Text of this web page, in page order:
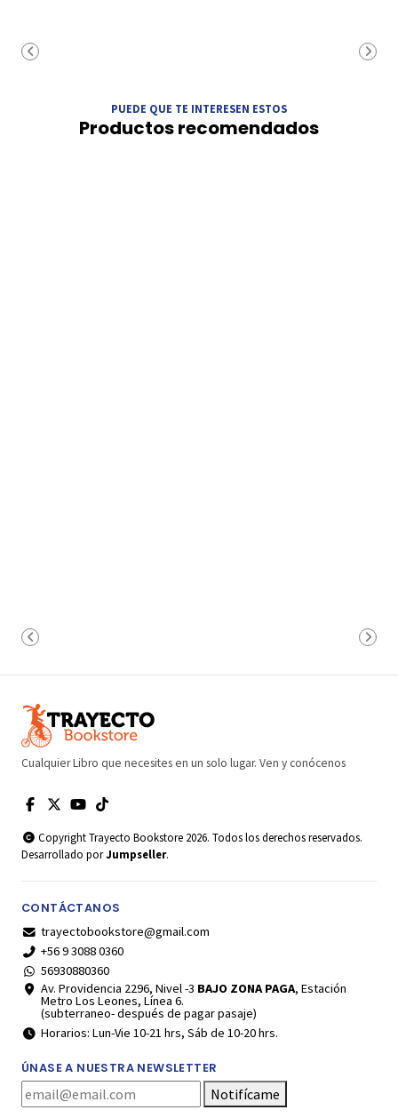
PUEDE QUE TE INTERESEN ESTOS
Productos recomendados
Cualquier Libro que necesites en un solo lugar. Ven y conócenos
Copyright Trayecto Bookstore 2026. Todos los derechos reservados.
Desarrollado porJumpseller.
CONTÁCTANOS
trayectobookstore@gmail.com
+56 9 3088 0360
56930880360
Av. Providencia 2296, Nivel -3 BAJO ZONA PAGA, Estación
Metro Los Leones, Línea 6.
(subterraneo- después de pagar pasaje)
Horarios: Lun-Vie 10-21 hrs, Sáb de 10-20 hrs.
ÚNASE A NUESTRA NEWSLETTER
Notifícame